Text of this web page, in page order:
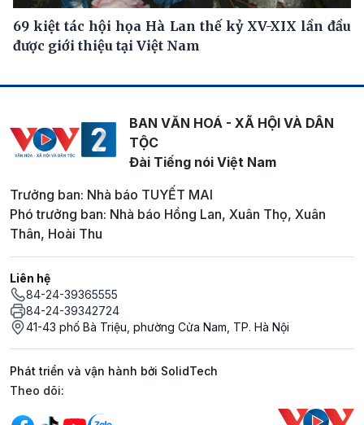
69 kiệt tác hội họa Hà Lan thế kỷ XV-XIX lần đầu
được giới thiệu tại Việt Nam
BAN VĂN HOÁ - XÃ HỘI VÀ DÂN
TỘC
Đài Tiếng nói Việt Nam
Trưởng ban: Nhà báo TUYẾT MAI
Phó trưởng ban: Nhà báo Hồng Lan, Xuân Thọ, Xuân
Thân, Hoài Thu
Liên hệ
84-24-39365555
84-24-39342724
41-43 phố Bà Triệu, phường Cửa Nam, TP. Hà Nội
Phát triển và vận hành bởi SolidTech
Mạng xã hội
Theo dõi: